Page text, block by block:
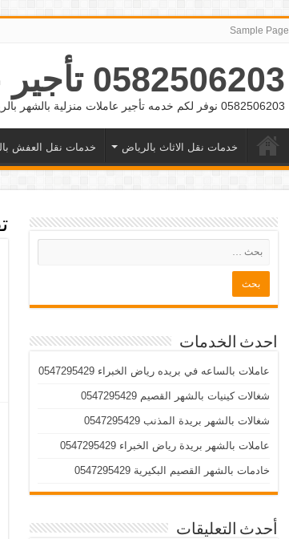
Sample Page
0582506203 تأجير عمالة منزلية بالشهر بالرياض وجده
0582506203 نوفر لكم خدمه تأجير عاملات منزلية بالشهر بالرياض وجده
خدمات نقل الاثاث بالرياض خدمات نقل العفش
احدث الخدمات
عاملات بالساعه في بريده رياض الخبراء 0547295429
شغالات كينيات بالشهر القصيم 0547295429
شغالات بالشهر بريدة المذنب 0547295429
عاملات بالشهر بريدة رياض الخبراء 0547295429
خادمات بالشهر القصيم البكيرية 0547295429
أحدث التعليقات